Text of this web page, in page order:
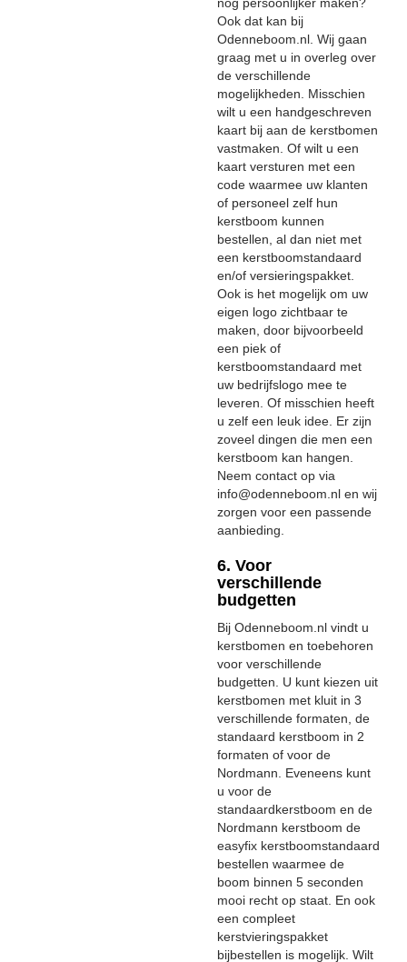
Ook dat kan bij
Odenneboom.nl. Wij gaan
graag met u in overleg over
de verschillende
mogelijkheden. Misschien
wilt u een handgeschreven
kaart bij aan de kerstbomen
vastmaken. Of wilt u een
kaart versturen met een
code waarmee uw klanten
of personeel zelf hun
kerstboom kunnen
bestellen, al dan niet met
een kerstboomstandaard
en/of versieringspakket.
Ook is het mogelijk om uw
eigen logo zichtbaar te
maken, door bijvoorbeeld
een piek of
kerstboomstandaard met
uw bedrijfslogo mee te
leveren. Of misschien heeft
u zelf een leuk idee. Er zijn
zoveel dingen die men een
kerstboom kan hangen.
Neem contact op via
info@odenneboom.nl en wij
zorgen voor een passende
aanbieding.
6. Voor
verschillende
budgetten
Bij Odenneboom.nl vindt u
kerstbomen en toebehoren
voor verschillende
budgetten. U kunt kiezen uit
kerstbomen met kluit in 3
verschillende formaten, de
standaard kerstboom in 2
formaten of voor de
Nordmann. Eveneens kunt
u voor de
standaardkerstboom en de
Nordmann kerstboom de
easyfix kerstboomstandaard
bestellen waarmee de
boom binnen 5 seconden
mooi recht op staat. En ook
een compleet
kerstvieringspakket
bijbestellen is mogelijk. Wilt